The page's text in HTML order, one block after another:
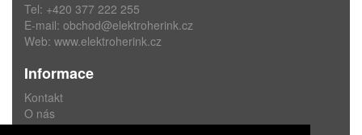
Tel: +420 377 222 255
E-mail: obchod@elektroherink.cz
Web: www.elektroherink.cz
Informace
Kontakt
O nás
Obchodní podmínky